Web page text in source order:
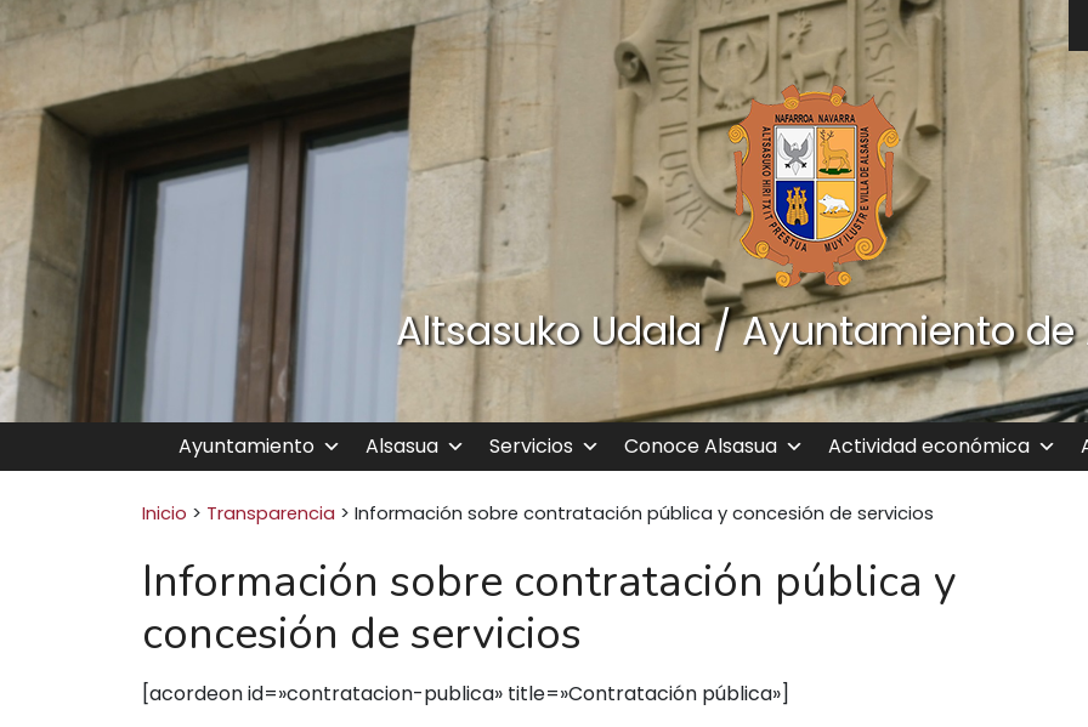
Ir al contenido
Altsasuko Udala / Ayuntamiento de
Ayuntamiento Alsasua Servicios Conoce Alsasua Actividad económica
Buscar:
Inicio > Transparencia > Información sobre contratación pública y concesión de servicios
Información sobre contratación pública y
concesión de servicios
[acordeon id=»contratacion-publica» title=»Contratación pública»]